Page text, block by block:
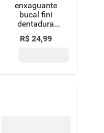
enxaguante
bucal fini
dentadura
250ml
R$ 24,99